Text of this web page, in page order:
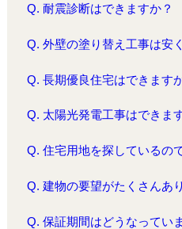
Q. 耐震診断はできますか？
Q. 外壁の塗り替え工事は安
Q. 長期優良住宅はできます
Q. 太陽光発電工事はできま
Q. 住宅用地を探しているの
Q. 建物の要望がたくさんあ
Q. 保証期間はどうなってい